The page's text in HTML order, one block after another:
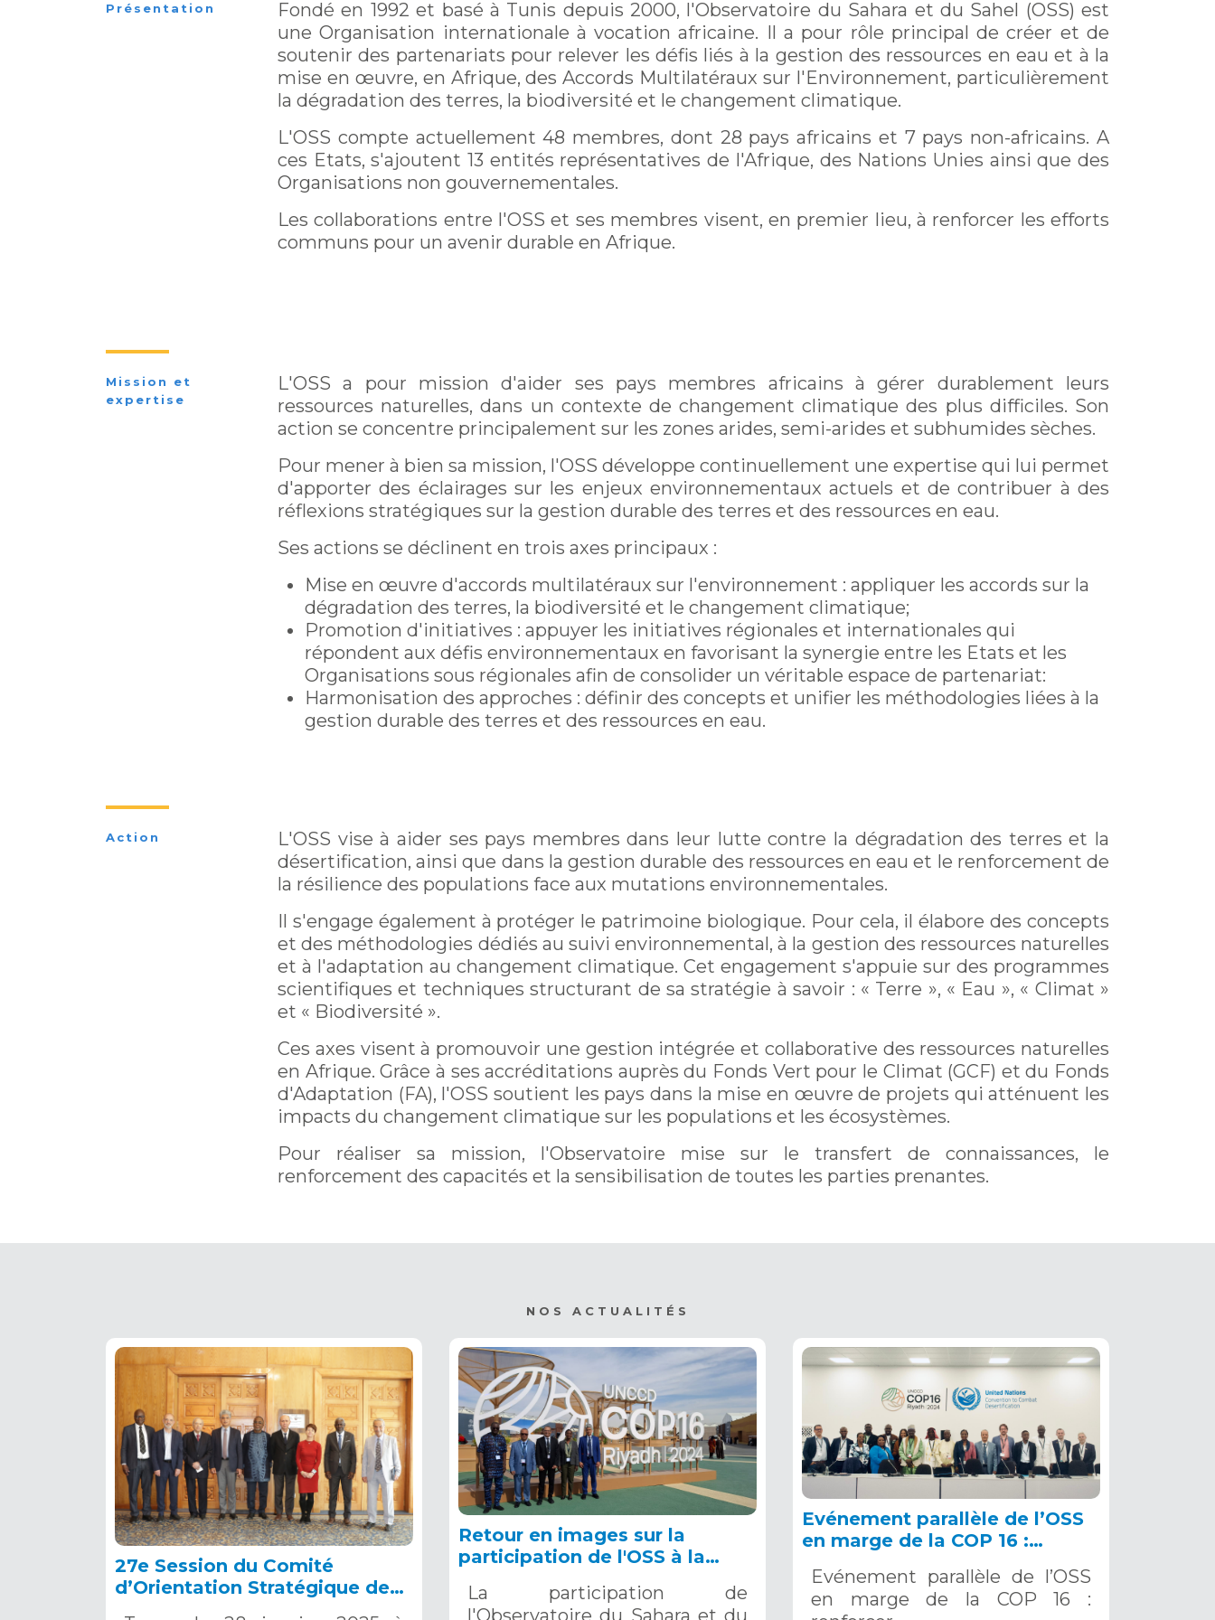
Présentation
Fondé en 1992 et basé à Tunis depuis 2000, l'Observatoire du Sahara et du Sahel (OSS) est
une Organisation internationale à vocation africaine. Il a pour rôle principal de créer et de
soutenir des partenariats pour relever les défis liés à la gestion des ressources en eau et à la
mise en œuvre, en Afrique, des Accords Multilatéraux sur l'Environnement, particulièrement
la dégradation des terres, la biodiversité et le changement climatique.
L'OSS compte actuellement 48 membres, dont 28 pays africains et 7 pays non-africains. A
ces Etats, s'ajoutent 13 entités représentatives de l'Afrique, des Nations Unies ainsi que des
Organisations non gouvernementales.
Les collaborations entre l'OSS et ses membres visent, en premier lieu, à renforcer les efforts
communs pour un avenir durable en Afrique.
Mission et
expertise
L'OSS a pour mission d'aider ses pays membres africains à gérer durablement leurs
ressources naturelles, dans un contexte de changement climatique des plus difficiles. Son
action se concentre principalement sur les zones arides, semi-arides et subhumides sèches.
Pour mener à bien sa mission, l'OSS développe continuellement une expertise qui lui permet
d'apporter des éclairages sur les enjeux environnementaux actuels et de contribuer à des
réflexions stratégiques sur la gestion durable des terres et des ressources en eau.
Ses actions se déclinent en trois axes principaux :
Mise en œuvre d'accords multilatéraux sur l'environnement : appliquer les accords sur la
dégradation des terres, la biodiversité et le changement climatique;
Promotion d'initiatives : appuyer les initiatives régionales et internationales qui
répondent aux défis environnementaux en favorisant la synergie entre les Etats et les
Organisations sous régionales afin de consolider un véritable espace de partenariat:
Harmonisation des approches : définir des concepts et unifier les méthodologies liées à la
gestion durable des terres et des ressources en eau.
Action
L'OSS vise à aider ses pays membres dans leur lutte contre la dégradation des terres et la
désertification, ainsi que dans la gestion durable des ressources en eau et le renforcement de
la résilience des populations face aux mutations environnementales.
Il s'engage également à protéger le patrimoine biologique. Pour cela, il élabore des concepts
et des méthodologies dédiés au suivi environnemental, à la gestion des ressources naturelles
et à l'adaptation au changement climatique. Cet engagement s'appuie sur des programmes
scientifiques et techniques structurant de sa stratégie à savoir : « Terre », « Eau », « Climat »
et « Biodiversité ».
Ces axes visent à promouvoir une gestion intégrée et collaborative des ressources naturelles
en Afrique. Grâce à ses accréditations auprès du Fonds Vert pour le Climat (GCF) et du Fonds
d'Adaptation (FA), l'OSS soutient les pays dans la mise en œuvre de projets qui atténuent les
impacts du changement climatique sur les populations et les écosystèmes.
Pour réaliser sa mission, l'Observatoire mise sur le transfert de connaissances, le
renforcement des capacités et la sensibilisation de toutes les parties prenantes.
NOS ACTUALITÉS
27e Session du Comité
d’Orientation Stratégique de
Retour en images sur la
participation de l'OSS à la
2024 à Riyad, en Arabie
La participation de
l'Observatoire du Sahara et du
Evénement parallèle de l’OSS
en marge de la COP 16 :
grâce aux Systèmes d’Alerte
Précoce Multirisques. 12
Evénement parallèle de l’OSS
en marge de la COP 16 :